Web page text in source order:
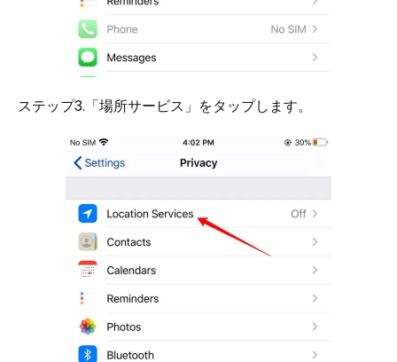
ステップ3.「場所サービス」をタップします。